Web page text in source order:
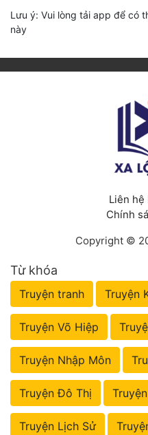
Lưu ý: Vui lòng tải app để có
này
Liên hệ
Chính
Copyright ©
Từ khóa
Truyện tranh Truyện
Truyện Võ Hiệp
Truyện Nhập Môn
Truyện Đô Thị
Truyện Lịch Sử